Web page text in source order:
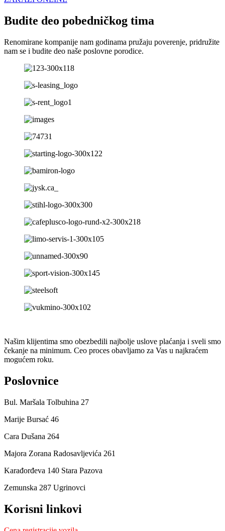
Budite deo pobedničkog tima
Renomirane kompanije nam godinama pružaju poverenje, pridružite
nam se i budite deo naše poslovne porodice.
Našim klijentima smo obezbedili najbolje uslove plaćanja i sveli smo
čekanje na minimum. Ceo proces obavljamo za Vas u najkraćem
mogućem roku.
Poslovnice
Bul. Maršala Tolbuhina 27
Marije Bursać 46
Cara Dušana 264
Majora Zorana Radosavljevića 261
Karađorđeva 140 Stara Pazova
Zemunska 287 Ugrinovci
Korisni linkovi